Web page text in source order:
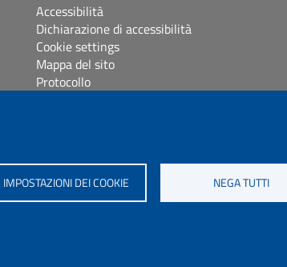
IMPOSTAZIONI DEI COOKIE NEGA TUTTI
Accessibilità
Dichiarazione di accessibilità
Cookie settings
Mappa del sito
Protocollo